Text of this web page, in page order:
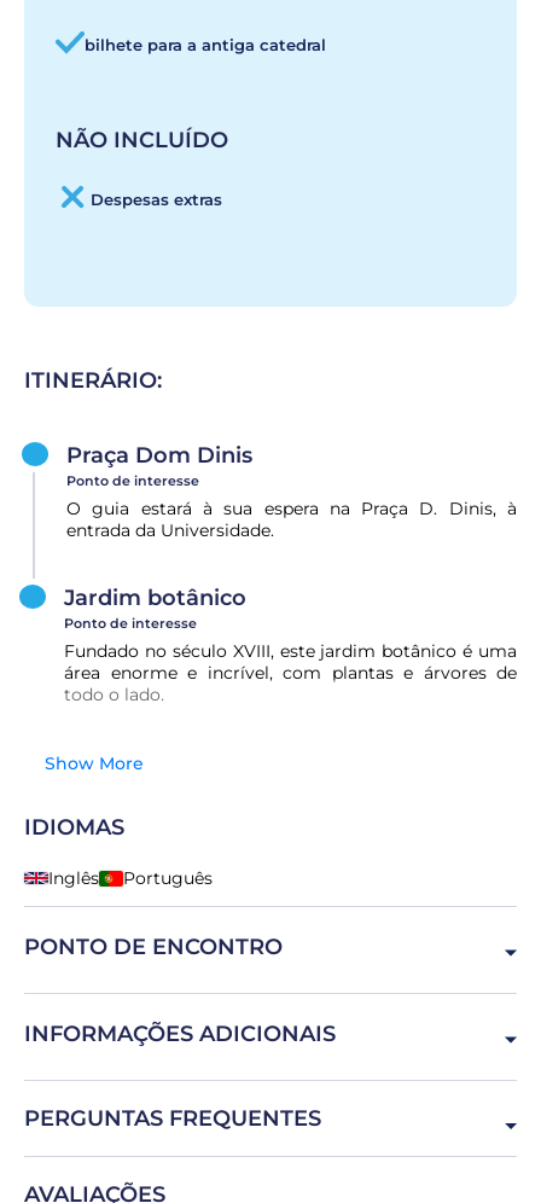
bilhete para a antiga catedral
NÃO INCLUÍDO
Despesas extras
ITINERÁRIO:
Praça Dom Dinis
Ponto de interesse
O guia estará à sua espera na Praça D. Dinis, à
entrada da Universidade.
Jardim botânico
Ponto de interesse
Fundado no século XVIII, este jardim botânico é uma
área enorme e incrível, com plantas e árvores de
todo o lado.
Show More
IDIOMAS
Inglês Português
PONTO DE ENCONTRO
Praça Dom Dinis, 3000-393 Coimbra, Portugal
INFORMAÇÕES ADICIONAIS
podemos evitar.
PERGUNTAS FREQUENTES
AVALIAÇÕES